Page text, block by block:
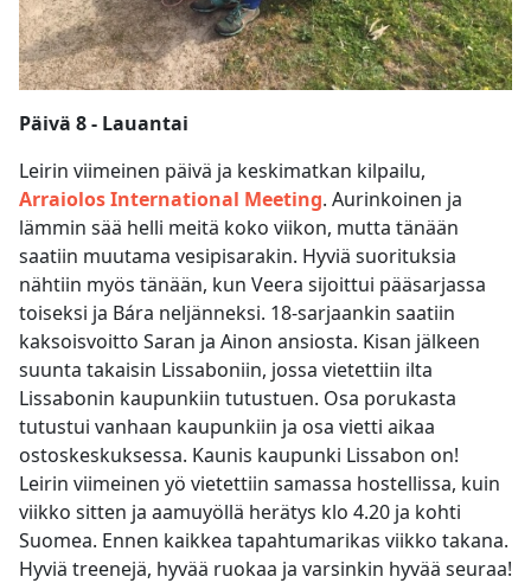
Päivä 8 - Lauantai
Leirin viimeinen päivä ja keskimatkan kilpailu,
Arraiolos International Meeting. Aurinkoinen ja
lämmin sää helli meitä koko viikon, mutta tänään
saatiin muutama vesipisarakin. Hyviä suorituksia
nähtiin myös tänään, kun Veera sijoittui pääsarjassa
toiseksi ja Bára neljänneksi. 18-sarjaankin saatiin
kaksoisvoitto Saran ja Ainon ansiosta. Kisan jälkeen
suunta takaisin Lissaboniin, jossa vietettiin ilta
Lissabonin kaupunkiin tutustuen. Osa porukasta
tutustui vanhaan kaupunkiin ja osa vietti aikaa
ostoskeskuksessa. Kaunis kaupunki Lissabon on!
Leirin viimeinen yö vietettiin samassa hostellissa, kuin
viikko sitten ja aamuyöllä herätys klo 4.20 ja kohti
Suomea. Ennen kaikkea tapahtumarikas viikko takana.
Hyviä treenejä, hyvää ruokaa ja varsinkin hyvää seuraa!